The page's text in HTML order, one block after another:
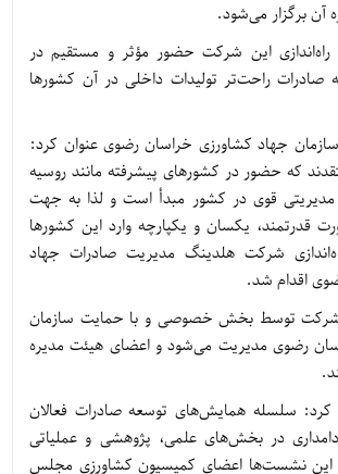
آن برگزار می‌شود.
این شرکت حضور مؤثر و مستقیم در
صادرات راحت‌تر تولیدات داخلی در آن کشورها
جهاد کشاورزی خراسان رضوی عنوان کرد:
که حضور در کشورهای پیشرفته مانند روسیه
قوی در کشور مبدأ است و لذا به جهت
قدرتمند، یکسان و یکپارچه وارد این کشورها
شرکت هلدینگ مدیریت صادرات جهاد
اقدام شد.
شرکت توسط بخش خصوصی و با حمایت سازمان
رضوی مدیریت می‌شود و اعضای هیئت مدیره
سلسله همایش‌های توسعه صادرات فعالان
در بخش‌های علمی، پژوهشی و عملیاتی
این نشست‌ها اعضای کمیسیون کشاورزی مجلس